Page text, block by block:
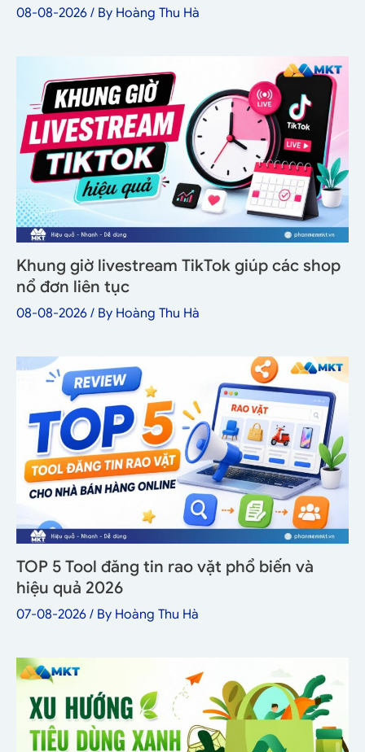
08-08-2026 / By Hoàng Thu Hà
Khung giờ livestream TikTok giúp các shop
nổ đơn liên tục
08-08-2026 / By Hoàng Thu Hà
TOP 5 Tool đăng tin rao vặt phổ biến và
hiệu quả 2026
07-08-2026 / By Hoàng Thu Hà